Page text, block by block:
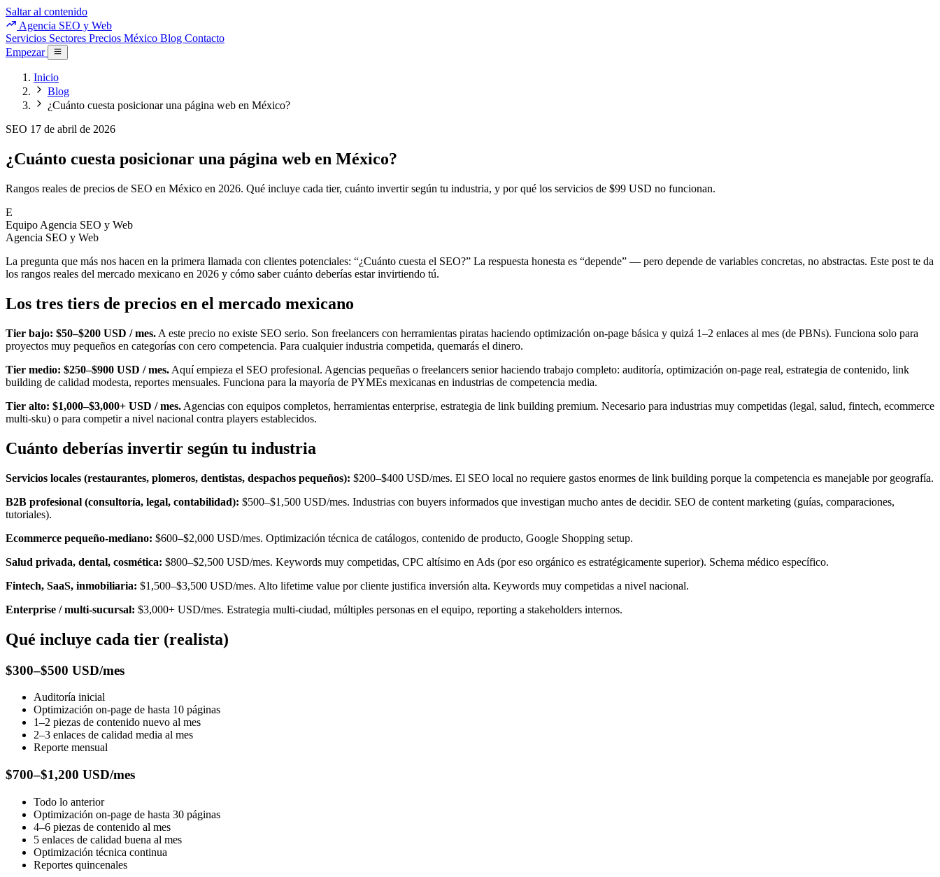
Saltar al contenido
Agencia SEO y Web
Servicios Sectores Precios México Blog Contacto
Empezar
Inicio
Blog
¿Cuánto cuesta posicionar una página web en México?
SEO 17 de abril de 2026
¿Cuánto cuesta posicionar una página web en México?
Rangos reales de precios de SEO en México en 2026. Qué incluye cada tier, cuánto invertir según tu industria, y por qué los servicios de $99 USD no funcionan.
E
Equipo Agencia SEO y Web
Agencia SEO y Web
La pregunta que más nos hacen en la primera llamada con clientes potenciales: “¿Cuánto cuesta el SEO?” La respuesta honesta es “depende” — pero depende de variables concretas, no abstractas. Este post te da
los rangos reales del mercado mexicano en 2026 y cómo saber cuánto deberías estar invirtiendo tú.
Los tres tiers de precios en el mercado mexicano
Tier bajo: $50–$200 USD / mes. A este precio no existe SEO serio. Son freelancers con herramientas piratas haciendo optimización on-page básica y quizá 1–2 enlaces al mes (de PBNs). Funciona solo para
proyectos muy pequeños en categorías con cero competencia. Para cualquier industria competida, quemarás el dinero.
Tier medio: $250–$900 USD / mes. Aquí empieza el SEO profesional. Agencias pequeñas o freelancers senior haciendo trabajo completo: auditoría, optimización on-page real, estrategia de contenido, link
building de calidad modesta, reportes mensuales. Funciona para la mayoría de PYMEs mexicanas en industrias de competencia media.
Tier alto: $1,000–$3,000+ USD / mes. Agencias con equipos completos, herramientas enterprise, estrategia de link building premium. Necesario para industrias muy competidas (legal, salud, fintech, ecommerce
multi-sku) o para competir a nivel nacional contra players establecidos.
Cuánto deberías invertir según tu industria
Servicios locales (restaurantes, plomeros, dentistas, despachos pequeños): $200–$400 USD/mes. El SEO local no requiere gastos enormes de link building porque la competencia es manejable por geografía.
B2B profesional (consultoría, legal, contabilidad): $500–$1,500 USD/mes. Industrias con buyers informados que investigan mucho antes de decidir. SEO de content marketing (guías, comparaciones,
tutoriales).
Ecommerce pequeño-mediano: $600–$2,000 USD/mes. Optimización técnica de catálogos, contenido de producto, Google Shopping setup.
Salud privada, dental, cosmética: $800–$2,500 USD/mes. Keywords muy competidas, CPC altísimo en Ads (por eso orgánico es estratégicamente superior). Schema médico específico.
Fintech, SaaS, inmobiliaria: $1,500–$3,500 USD/mes. Alto lifetime value por cliente justifica inversión alta. Keywords muy competidas a nivel nacional.
Enterprise / multi-sucursal: $3,000+ USD/mes. Estrategia multi-ciudad, múltiples personas en el equipo, reporting a stakeholders internos.
Qué incluye cada tier (realista)
$300–$500 USD/mes
Auditoría inicial
Optimización on-page de hasta 10 páginas
1–2 piezas de contenido nuevo al mes
2–3 enlaces de calidad media al mes
Reporte mensual
$700–$1,200 USD/mes
Todo lo anterior
Optimización on-page de hasta 30 páginas
4–6 piezas de contenido al mes
5 enlaces de calidad buena al mes
Optimización técnica continua
Reportes quincenales